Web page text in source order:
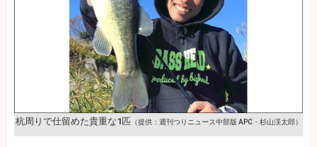
杭周りで仕留めた貴重な1匹 （提供：週刊つりニュース中部版 APC・杉山渓太郎）